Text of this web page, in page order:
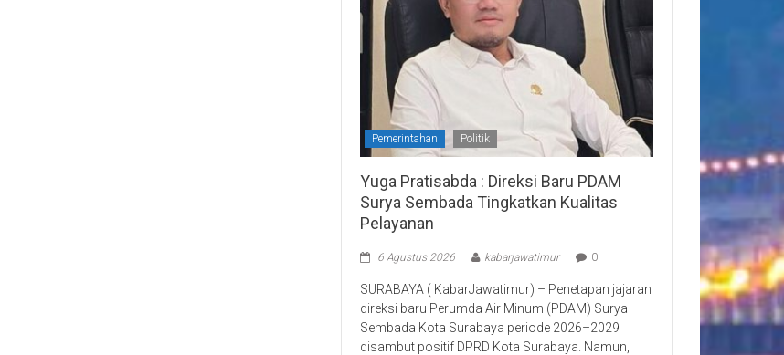
Pemerintahan Politik
Yuga Pratisabda : Direksi Baru PDAM
Surya Sembada Tingkatkan Kualitas
Pelayanan
6 Agustus 2026 kabarjawatimur 0
SURABAYA ( KabarJawatimur) – Penetapan jajaran
direksi baru Perumda Air Minum (PDAM) Surya
Sembada Kota Surabaya periode 2026–2029
disambut positif DPRD Kota Surabaya. Namun,